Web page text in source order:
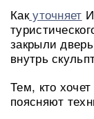
Какуточняет
закрыли
внутрь
Тем, кто
поясняют